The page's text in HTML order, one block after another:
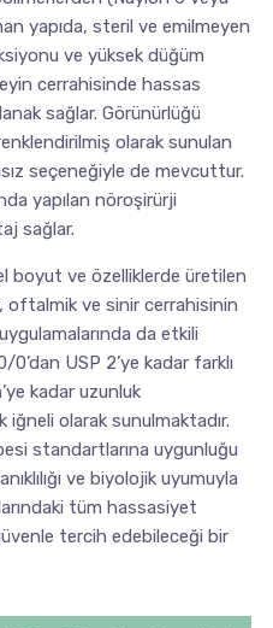
yapıda, steril ve emilmeyen
ve yüksek düğüm
cerrahisinde hassas
sağlar. Görünürlüğü
olarak sunulan
seçeneğiyle de mevcuttur.
yapılan nöroşirürji
sağlar.
boyut ve özelliklerde üretilen
oftalmik ve sinir cerrahisinin
da etkili
0’dan USP 2’ye kadar farklı
kadar uzunluk
olarak sunulmaktadır.
standartlarına uygunluğu
ve biyolojik uyumuyla
tüm hassasiyet
tercih edebileceği bir